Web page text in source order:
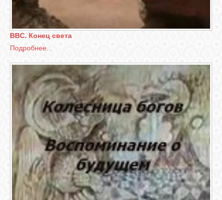
BBC. Конец света
Подробнее...